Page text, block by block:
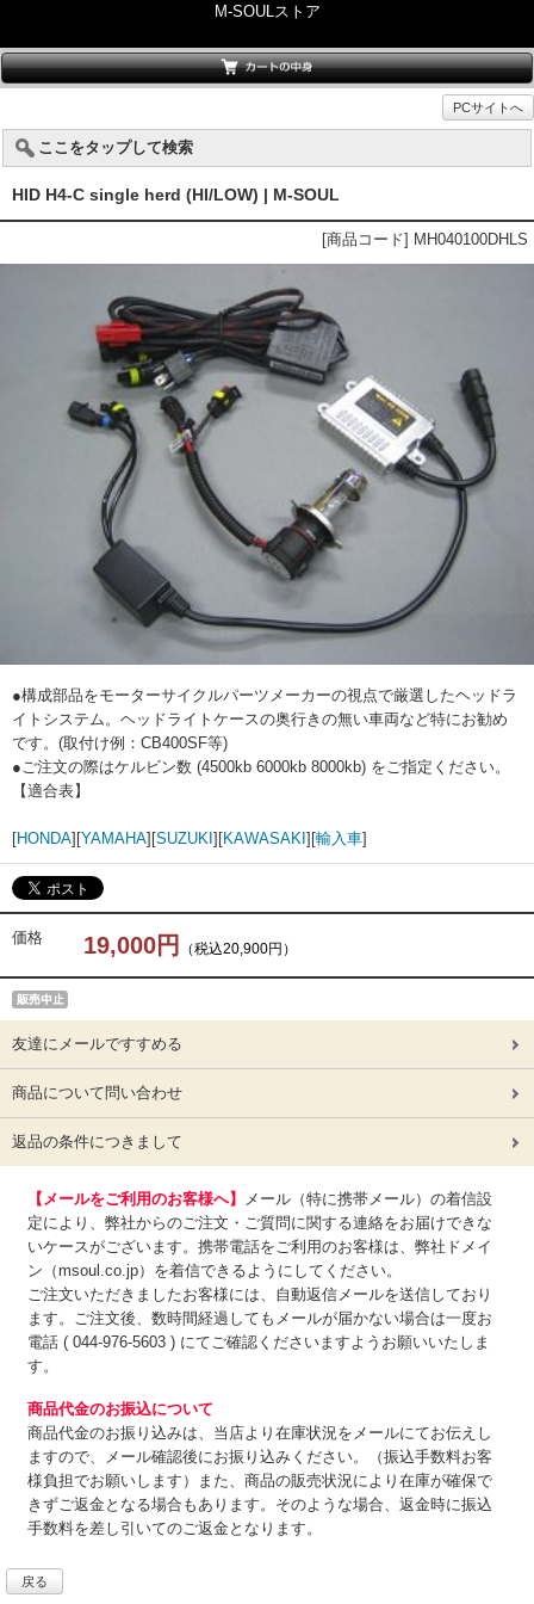
M-SOULストア
PCサイトへ
ここをタップして検索
HID H4-C single herd (HI/LOW) | M-SOUL
[商品コード] MH040100DHLS
●構成部品をモーターサイクルパーツメーカーの視点で厳選したヘッドラ
イトシステム。ヘッドライトケースの奥行きの無い車両など特にお勧め
です。(取付け例：CB400SF等)
●ご注文の際はケルビン数 (4500kb 6000kb 8000kb) をご指定ください。
【適合表】
[HONDA][YAMAHA][SUZUKI ][KAWASAKI ][輸入車]
価格 19,000円 （税込20,900円）
友達にメールですすめる
商品について問い合わせ
返品の条件につきまして
【メールをご利用のお客様へ】
メール（特に携帯メール）の着信設
定により、弊社からのご注文・ご質問に関する連絡をお届けできな
いケースがございます。携帯電話をご利用のお客様は、弊社ドメイ
ン（msoul.co.jp）を着信できるようにしてください。
ご注文いただきましたお客様には、自動返信メールを送信しており
ます。ご注文後、数時間経過してもメールが届かない場合は一度お
電話 ( 044-976-5603 ) にてご確認くださいますようお願いいたしま
す。
商品代金のお振込について
商品代金のお振り込みは、 当店より在庫状況をメールにてお伝えし
ますので、メール確認後にお振り込みください。（振込手数料お客
様負担でお願いします）また、商品の販売状況により在庫が確保で
きずご返金となる場合もあります。そのような場合、返金時に振込
手数料を差し引いてのご返金となります。
戻る